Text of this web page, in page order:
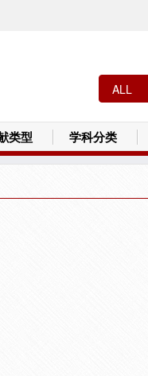
类型 学科分类